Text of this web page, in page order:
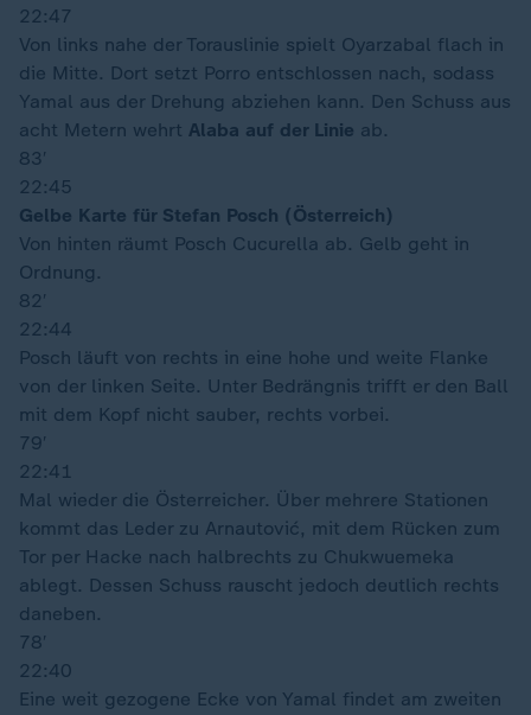
22:47
Von links nahe der Torauslinie spielt Oyarzabal flach in
die Mitte. Dort setzt Porro entschlossen nach, sodass
Yamal aus der Drehung abziehen kann. Den Schuss aus
acht Metern wehrt Alaba auf der Linie ab.
83′
22:45
Gelbe Karte für Stefan Posch (Österreich)
Von hinten räumt Posch Cucurella ab. Gelb geht in
Ordnung.
82′
22:44
Posch läuft von rechts in eine hohe und weite Flanke
von der linken Seite. Unter Bedrängnis trifft er den Ball
mit dem Kopf nicht sauber, rechts vorbei.
79′
22:41
Mal wieder die Österreicher. Über mehrere Stationen
kommt das Leder zu Arnautović, mit dem Rücken zum
Tor per Hacke nach halbrechts zu Chukwuemeka
ablegt. Dessen Schuss rauscht jedoch deutlich rechts
daneben.
78′
22:40
Eine weit gezogene Ecke von Yamal findet am zweiten